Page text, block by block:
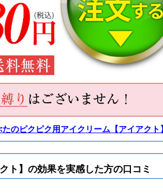
たのピクピク用アイクリーム【アイアク
ト】の効果を実感した方の口コミ